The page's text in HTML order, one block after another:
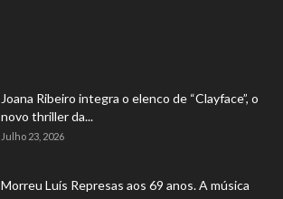
Joana Ribeiro integra o elenco de “Clayface”, o
novo thriller da...
Julho 23, 2026
Morreu Luís Represas aos 69 anos. A música